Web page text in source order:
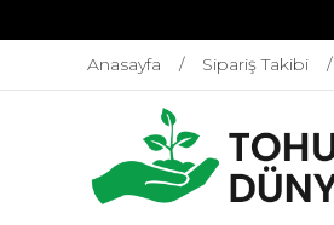
Anasayfa Sipariş Takibi